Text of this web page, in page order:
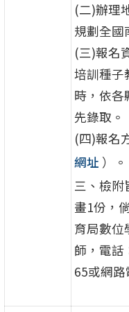
(二)辦理
規劃全國
(三)報名
培訓種子
時，依各
先錄取。
(四)報名
網址 ）。
三、檢附
畫1份，
育局數位
師，電話
65或網路